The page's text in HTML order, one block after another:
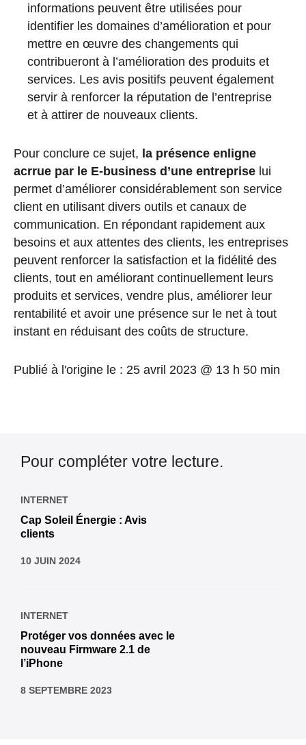
informations peuvent être utilisées pour
identifier les domaines d’amélioration et pour
mettre en œuvre des changements qui
contribueront à l’amélioration des produits et
services. Les avis positifs peuvent également
servir à renforcer la réputation de l’entreprise
et à attirer de nouveaux clients.
Pour conclure ce sujet, la présence enligne
acrrue par le E-business d’une entreprise lui
permet d’améliorer considérablement son service
client en utilisant divers outils et canaux de
communication. En répondant rapidement aux
besoins et aux attentes des clients, les entreprises
peuvent renforcer la satisfaction et la fidélité des
clients, tout en améliorant continuellement leurs
produits et services, vendre plus, améliorer leur
rentabilité et avoir une présence sur le net à tout
instant en réduisant des coûts de structure.
Publié à l'origine le : 25 avril 2023 @ 13 h 50 min
Pour compléter votre lecture.
INTERNET
Cap Soleil Énergie : Avis
clients
10 JUIN 2024
INTERNET
Protéger vos données avec le
nouveau Firmware 2.1 de
l’iPhone
8 SEPTEMBRE 2023